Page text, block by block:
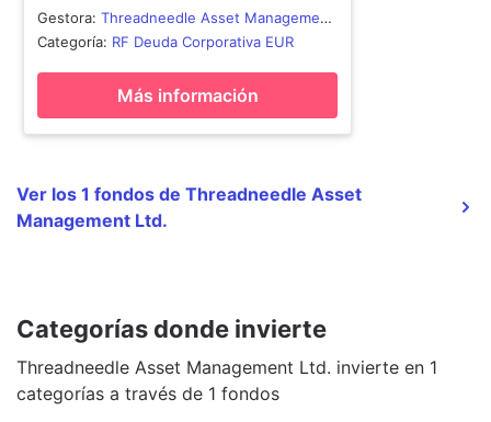
Gestora: Threadneedle Asset Management
Ltd.
Categoría: RF Deuda Corporativa EUR
Más información
Ver los 1 fondos de Threadneedle Asset
Management Ltd.
Categorías donde invierte
Threadneedle Asset Management Ltd. invierte en 1
categorías a través de 1 fondos